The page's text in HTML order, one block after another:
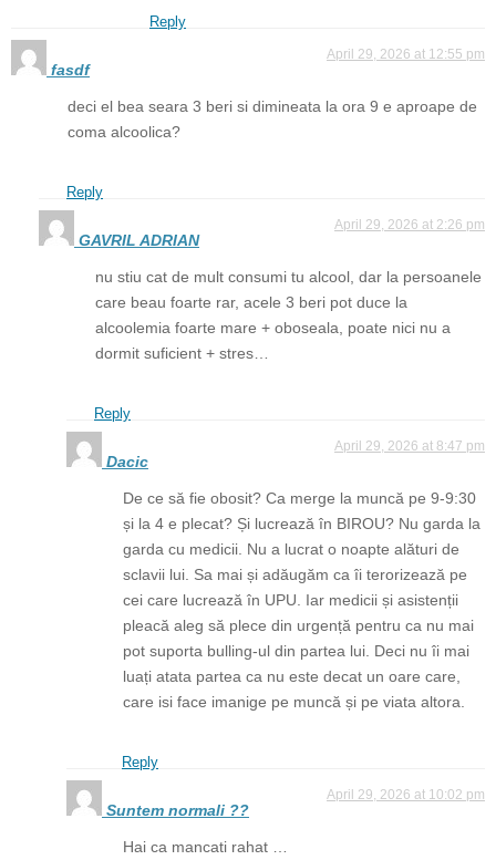
Reply
fasdf
April 29, 2026 at 12:55 pm
deci el bea seara 3 beri si dimineata la ora 9 e aproape de
coma alcoolica?
Reply
GAVRIL ADRIAN
April 29, 2026 at 2:26 pm
nu stiu cat de mult consumi tu alcool, dar la persoanele
care beau foarte rar, acele 3 beri pot duce la
alcoolemia foarte mare + oboseala, poate nici nu a
dormit suficient + stres…
Reply
Dacic
April 29, 2026 at 8:47 pm
De ce să fie obosit? Ca merge la muncă pe 9-9:30
și la 4 e plecat? Și lucrează în BIROU? Nu garda la
garda cu medicii. Nu a lucrat o noapte alături de
sclavii lui. Sa mai și adăugăm ca îi terorizează pe
cei care lucrează în UPU. Iar medicii și asistenții
pleacă aleg să plece din urgență pentru ca nu mai
pot suporta bulling-ul din partea lui. Deci nu îi mai
luați atata partea ca nu este decat un oare care,
care isi face imanige pe muncă și pe viata altora.
Reply
Suntem normali ??
April 29, 2026 at 10:02 pm
Hai ca mancati rahat …